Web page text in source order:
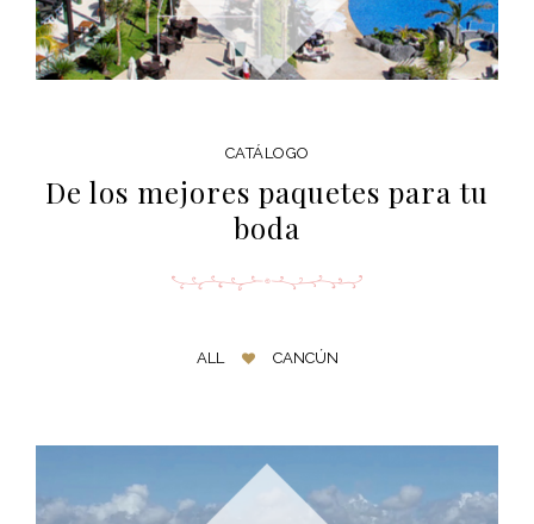
CATÁLOGO
De los mejores paquetes para tu
boda
ALL CANCÚN